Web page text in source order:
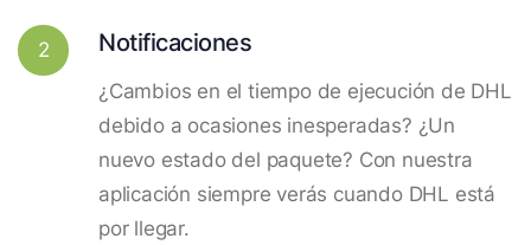
2 Notificaciones
¿Cambios en el tiempo de ejecución de DHL
debido a ocasiones inesperadas? ¿Un
nuevo estado del paquete? Con nuestra
aplicación siempre verás cuando DHL está
por llegar.